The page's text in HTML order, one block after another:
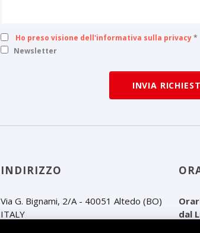
Ho preso visione dell'informativa sulla privacy*
Newsletter
INVIA
INDIRIZZO
Via G. Bignami, 2/A - 40051 Altedo (BO)
ITALY
dal